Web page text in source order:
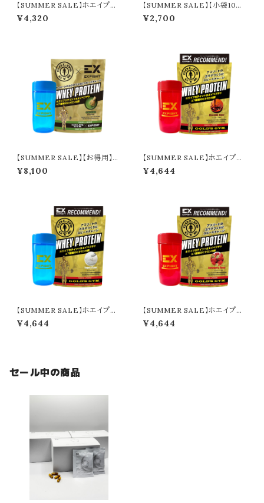
【SUMMER SALE】ホエイプロ
テイン／本格抹茶（360g）＋シ
ェイカー
¥4,320
【SUMMER SALE】【小袋10個
セット】ホエイプロテイン／本格
抹茶（20g）＋シェイカー
¥2,700
【SUMMER SALE】【お得用】ホ
エイプロテイン／本格抹茶（720
g）＋シェイカー
¥8,100
【SUMMER SALE】ホエイプロ
テイン／チョコレート＋シェイカー
¥4,644
【SUMMER SALE】ホエイプロ
テイン／ヨーグルト＋シェイカー
¥4,644
【SUMMER SALE】ホエイプロ
テイン／ストロベリー＋シェイカ
ー
¥4,644
セール中の商品